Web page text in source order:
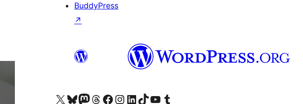
BuddyPress
↗
Visit our X (formerly Twitter) account
Visit our Bluesky account
Twitter csatornánk
Visit our Threads account
Facebook oldalunk megtekintése
Visit our Instagram account
Visit our LinkedIn account
Visit our TikTok account
Visit our YouTube channel
Visit our Tumblr account